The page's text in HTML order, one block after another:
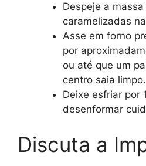
Despeje a
caramelizadas
Asse em forno
por
ou até que um
centro saia limpo.
Deixe esfriar por
desenformar
Discuta a